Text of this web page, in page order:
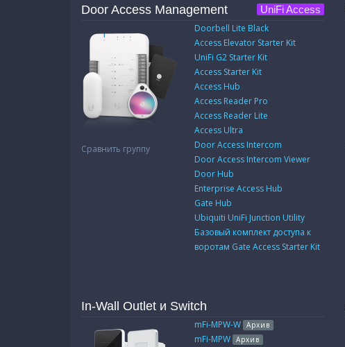
Door Access Management UniFi Access
Сравнить группу
Doorbell Lite Black
Access Elevator Starter Kit
UniFi G2 Starter Kit
Access Starter Kit
Access Hub
Access Reader Pro
Access Reader Lite
Access Ultra
Door Access Intercom
Door Access Intercom Viewer
Door Hub
Enterprise Access Hub
Gate Hub
Ubiquiti UniFi Junction Utility
Базовый комплект доступа к
воротам Gate Access Starter Kit
In-Wall Outlet и Switch
mFi-MPW-W Архив
mFi-MPW Архив